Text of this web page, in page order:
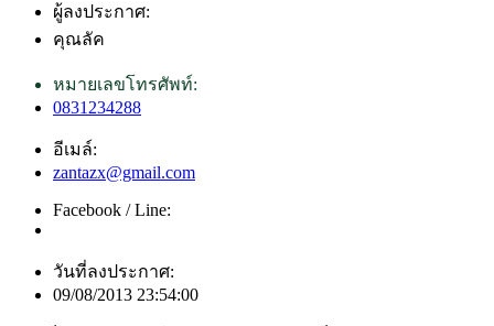
ผู้ลงประกาศ:
คุณลัค
หมายเลขโทรศัพท์:
0831234288
อีเมล์:
zantazx@gmail.com
Facebook / Line:
วันที่ลงประกาศ:
09/08/2013 23:54:00